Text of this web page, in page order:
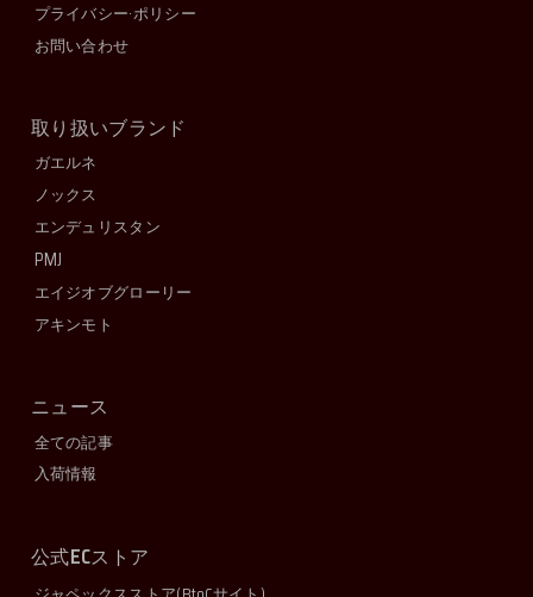
プライバシー·ポリシー
お問い合わせ
取り扱いブランド
ガエルネ
ノックス
エンデュリスタン
PMJ
エイジオブグローリー
アキンモト
ニュース
全ての記事
入荷情報
公式ECストア